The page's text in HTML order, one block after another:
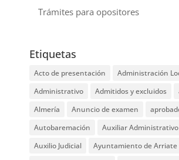
Trámites para opositores
Etiquetas
Acto de presentación
Administración
Administrativo
Admitidos y excluidos
Almería
Anuncio de examen
Autobaremación
Auxiliar Administrativo
Auxilio Judicial
Ayuntamiento de Arriate